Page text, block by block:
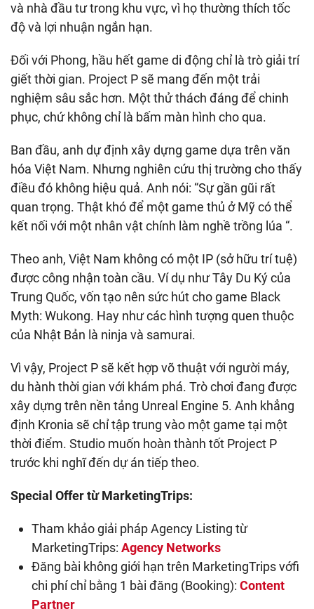
và nhà đầu tư trong khu vực, vì họ thường thích tốc
độ và lợi nhuận ngắn hạn.
Đối với Phong, hầu hết game di động chỉ là trò giải trí
giết thời gian. Project P sẽ mang đến một trải
nghiệm sâu sắc hơn. Một thử thách đáng để chinh
phục, chứ không chỉ là bấm màn hình cho qua.
Ban đầu, anh dự định xây dựng game dựa trên văn
hóa Việt Nam. Nhưng nghiên cứu thị trường cho thấy
điều đó không hiệu quả. Anh nói: “Sự gần gũi rất
quan trọng. Thật khó để một game thủ ở Mỹ có thể
kết nối với một nhân vật chính làm nghề trồng lúa “.
Theo anh, Việt Nam không có một IP (sở hữu trí tuệ)
được công nhận toàn cầu. Ví dụ như Tây Du Ký của
Trung Quốc, vốn tạo nên sức hút cho game Black
Myth: Wukong. Hay như các hình tượng quen thuộc
của Nhật Bản là ninja và samurai.
Vì vậy, Project P sẽ kết hợp võ thuật với người máy,
du hành thời gian với khám phá. Trò chơi đang được
xây dựng trên nền tảng Unreal Engine 5. Anh khẳng
định Kronia sẽ chỉ tập trung vào một game tại một
thời điểm. Studio muốn hoàn thành tốt Project P
trước khi nghĩ đến dự án tiếp theo.
Special Offer từ MarketingTrips:
Tham khảo giải pháp Agency Listing từ
MarketingTrips: Agency Networks
Đăng bài không giới hạn trên MarketingTrips vớfi
chi phí chỉ bằng 1 bài đăng (Booking): Content
Partner